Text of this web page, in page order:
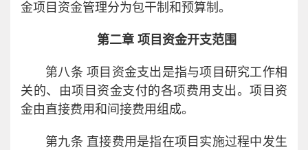
金项目资金管理分为包干制和预算制。
第二章 项目资金开支范围
第八条 项目资金支出是指与项目研究工作相
关的、由项目资金支付的各项费用支出。项目资
金由直接费用和间接费用组成。
第九条 直接费用是指在项目实施过程中发生